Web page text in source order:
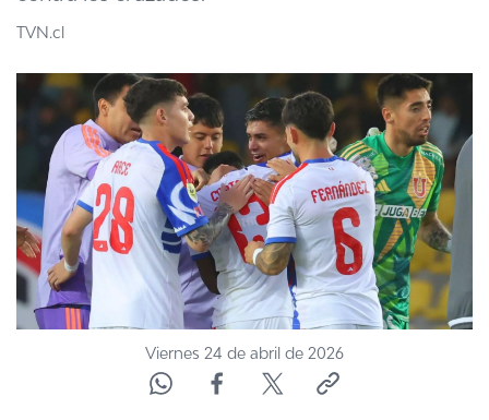
TVN.cl
Viernes 24 de abril de 2026